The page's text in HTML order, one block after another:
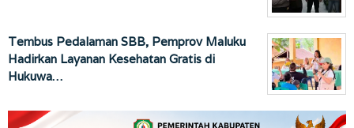
Tembus Pedalaman SBB, Pemprov Maluku
Hadirkan Layanan Kesehatan Gratis di
Hukuwa…